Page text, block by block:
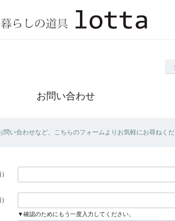
お問い合わせ
い合わせなど、こちらのフォームよりお気軽にお尋ねくだ
▼確認のためにもう一度入力してください。